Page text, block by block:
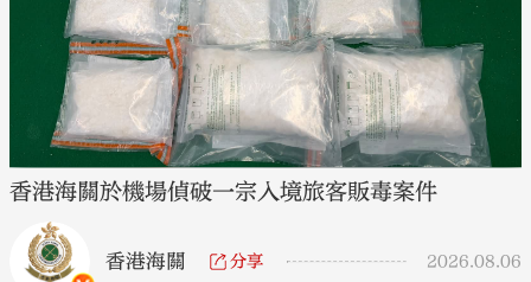
香港海關於機場偵破一宗入境旅客販毒案件
香港海關 分享 2026.08.06